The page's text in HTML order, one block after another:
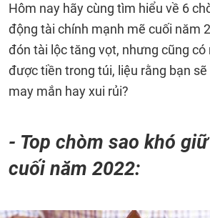
Hôm nay hãy cùng tìm hiểu về 6
động tài chính mạnh mẽ cuối năm
đón tài lộc tăng vọt, nhưng cũng
được tiền trong túi, liệu rằng bạn
may mắn hay xui rủi?
- Top chòm sao khó
cuối năm 2022: